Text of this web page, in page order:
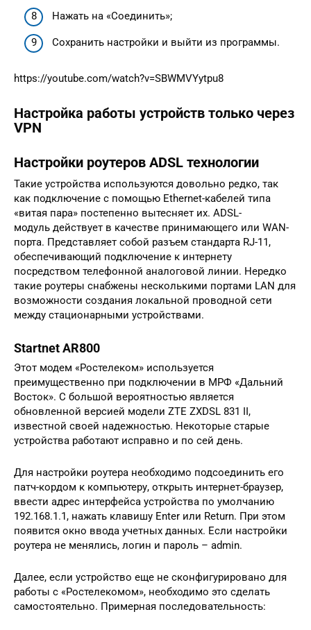
Нажать на «Соединить»;
Сохранить настройки и выйти из программы.
https://youtube.com/watch?v=SBWMVYytpu8
Настройка работы устройств только через
VPN
Настройки роутеров ADSL технологии
Такие устройства используются довольно редко, так
как подключение с помощью Ethernet-кабелей типа
«витая пара» постепенно вытесняет их. ADSL-
модуль действует в качестве принимающего или WAN-
порта. Представляет собой разъем стандарта RJ-11,
обеспечивающий подключение к интернету
посредством телефонной аналоговой линии. Нередко
такие роутеры снабжены несколькими портами LAN для
возможности создания локальной проводной сети
между стационарными устройствами.
Startnet AR800
Этот модем «Ростелеком» используется
преимущественно при подключении в МРФ «Дальний
Восток». С большой вероятностью является
обновленной версией модели ZTE ZXDSL 831 II,
известной своей надежностью. Некоторые старые
устройства работают исправно и по сей день.
Для настройки роутера необходимо подсоединить его
патч-кордом к компьютеру, открыть интернет-браузер,
ввести адрес интерфейса устройства по умолчанию
192.168.1.1, нажать клавишу Enter или Return. При этом
появится окно ввода учетных данных. Если настройки
роутера не менялись, логин и пароль – admin.
Далее, если устройство еще не сконфигурировано для
работы с «Ростелекомом», необходимо это сделать
самостоятельно. Примерная последовательность: